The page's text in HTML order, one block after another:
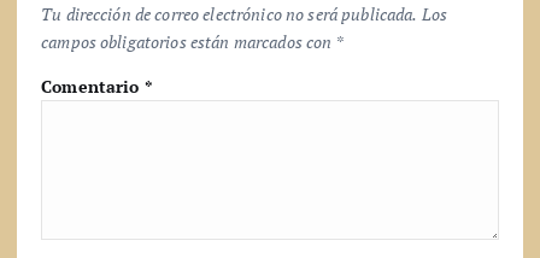
Tu dirección de correo electrónico no será publicada. Los
campos obligatorios están marcados con *
Comentario *